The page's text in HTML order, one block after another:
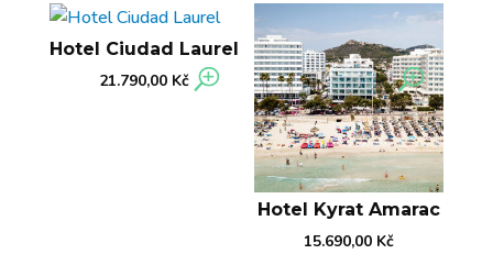
Hotel Ciudad Laurel
21.790,00 Kč
Hotel Kyrat Amarac
15.690,00 Kč